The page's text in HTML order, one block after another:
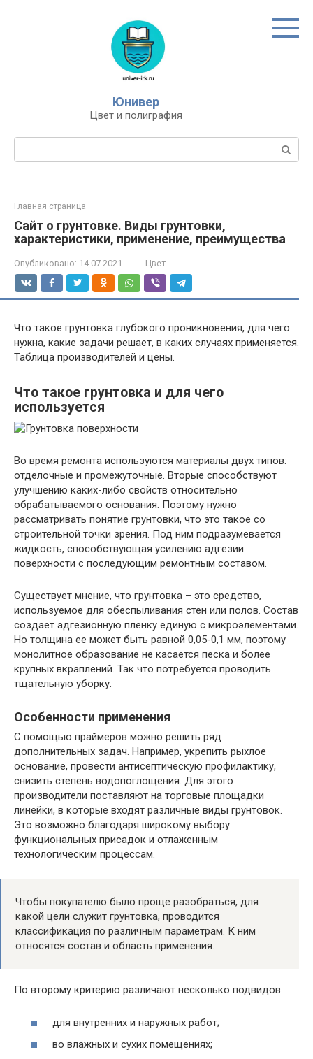
Юнивер
Цвет и полиграфия
Главная страница
Сайт о грунтовке. Виды грунтовки,
характеристики, применение, преимущества
Опубликовано: 14.07.2021 Цвет
Что такое грунтовка глубокого проникновения, для чего
нужна, какие задачи решает, в каких случаях применяется.
Таблица производителей и цены.
Что такое грунтовка и для чего
используется
Во время ремонта используются материалы двух типов:
отделочные и промежуточные. Вторые способствуют
улучшению каких-либо свойств относительно
обрабатываемого основания. Поэтому нужно
рассматривать понятие грунтовки, что это такое со
строительной точки зрения. Под ним подразумевается
жидкость, способствующая усилению адгезии
поверхности с последующим ремонтным составом.
Существует мнение, что грунтовка – это средство,
используемое для обеспыливания стен или полов. Состав
создает адгезионную пленку единую с микроэлементами.
Но толщина ее может быть равной 0,05-0,1 мм, поэтому
монолитное образование не касается песка и более
крупных вкраплений. Так что потребуется проводить
тщательную уборку.
Особенности применения
С помощью праймеров можно решить ряд
дополнительных задач. Например, укрепить рыхлое
основание, провести антисептическую профилактику,
снизить степень водопоглощения. Для этого
производители поставляют на торговые площадки
линейки, в которые входят различные виды грунтовок.
Это возможно благодаря широкому выбору
функциональных присадок и отлаженным
технологическим процессам.
Чтобы покупателю было проще разобраться, для
какой цели служит грунтовка, проводится
классификация по различным параметрам. К ним
относятся состав и область применения.
По второму критерию различают несколько подвидов:
для внутренних и наружных работ;
во влажных и сухих помещениях;